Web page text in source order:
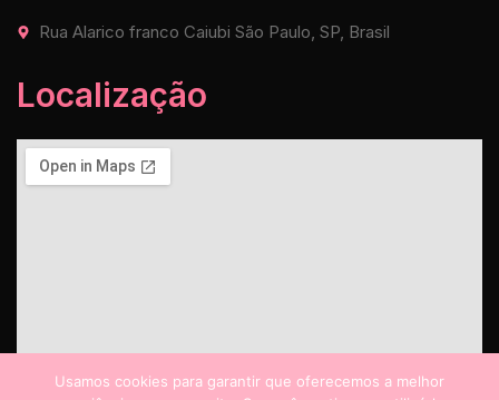
Rua Alarico franco Caiubi São Paulo, SP, Brasil
Localização
Usamos cookies para garantir que oferecemos a melhor